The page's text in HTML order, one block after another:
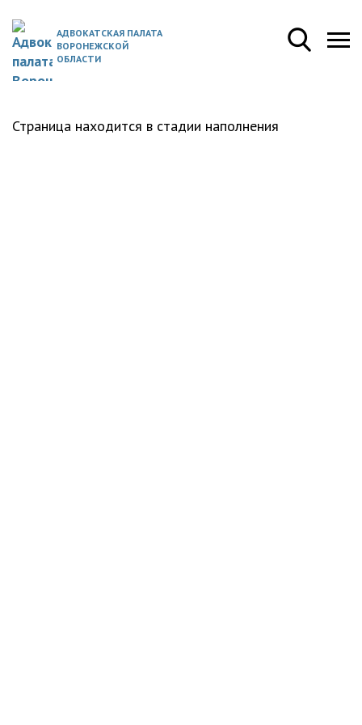
АДВОКАТСКАЯ ПАЛАТА
ВОРОНЕЖСКОЙ
ОБЛАСТИ
Страница находится в стадии наполнения